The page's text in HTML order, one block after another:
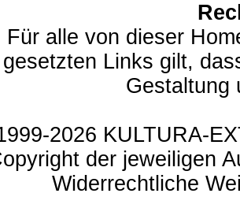
Für alle von dieser
gesetzten Links gilt,
Gestaltung
2026 KULTURA-
der jeweiligen
Widerrechtliche